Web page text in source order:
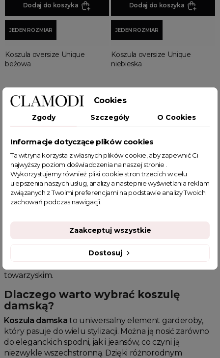
Dodaj do koszyka
JEDEN ROZMIAR
Koszula oversize Unique
beżowa
Dodaj do koszyka
JEDEN ROZMIAR
Koszula oversize Unique
niebieska
1 2 3 … 5
Koszula damska – klasyka w
nowoczesnym wydaniu
który łączy w sobie klasykę i nowoczesność. Wykonana
noszenia przez cały dzień.Koszula damska
towarzyskim.
Dlaczego warto wybrać koszulę
damską?
Koszula damska to uniwersalny element garderoby,
który pasuje do wielu stylizacji. Można ją nosić zarówno
do eleganckich spodni, jak i jeansów, co czyni ją
niezwykle wszechstronną. Dzięki różnorodnym
Cookies
Zgody Szczegóły O Cookies
Informacje dotyczące plików cookies
Ta witryna korzysta z własnych plików cookie, aby zapewnić Ci
najwyższy poziom doświadczenia na naszej stronie .
Wykorzystujemy również pliki cookie stron trzecich w celu
ulepszenia naszych usług, analizy a nastepnie wyświetlania reklam
związanych z Twoimi preferencjami na podstawie analizy Twoich
zachowań podczas nawigacji.
Dostosuj
Zaakceptuj wszystkie